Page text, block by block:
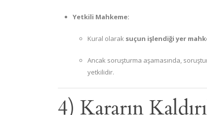
Yetkili Mahkeme:
Kural olarak suçun işlendiği yer
Ancak soruşturma aşamasında,
yetkilidir.
4) Kararın